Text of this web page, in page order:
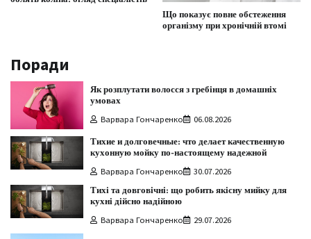
Що показує повне обстеження
організму при хронічній втомі
Поради
Як розплутати волосся з гребінця в домашніх
умовах
Варвара Гончаренко 06.08.2026
Тихие и долговечные: что делает качественную
кухонную мойку по-настоящему надежной
Варвара Гончаренко 30.07.2026
Тихі та довговічні: що робить якісну мийку для
кухні дійсно надійною
Варвара Гончаренко 29.07.2026